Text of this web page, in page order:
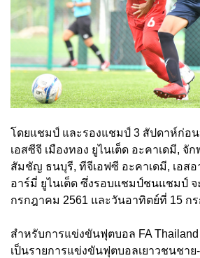
โดยแชมป์ และรองแชมป์ 3 สัปดาห์ก่อ
เอสซีจี เมืองทอง ยูไนเต็ด อะคาเดมี, จั
สัมชัญ ธนบุรี, ทีจีเอฟซี อะคาเดมี, เอสอ
อาร์มี่ ยูไนเต็ด ซึ่งรอบแชมป์ชนแชมป์
กรกฎาคม 2561 และวันอาทิตย์ที่ 15 ก
สำหรับการแข่งขันฟุตบอล FA Thailand
เป็นรายการแข่งขันฟุตบอลเยาวชนชา